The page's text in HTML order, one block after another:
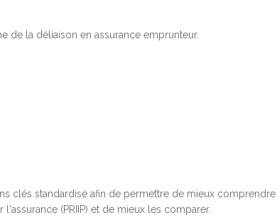
de la déliaison en assurance emprunteur.
clés standardisé afin de permettre de mieux comprendre
(PRIIP) et de mieux les comparer.